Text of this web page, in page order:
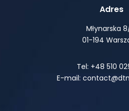
Adres
Młynarska
01-194
Tel: +48 510
E-mail: